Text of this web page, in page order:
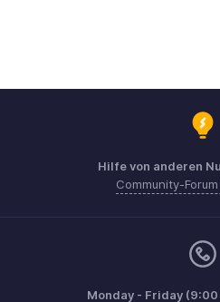
Hilfe von anderen
Community-
Monday - Friday